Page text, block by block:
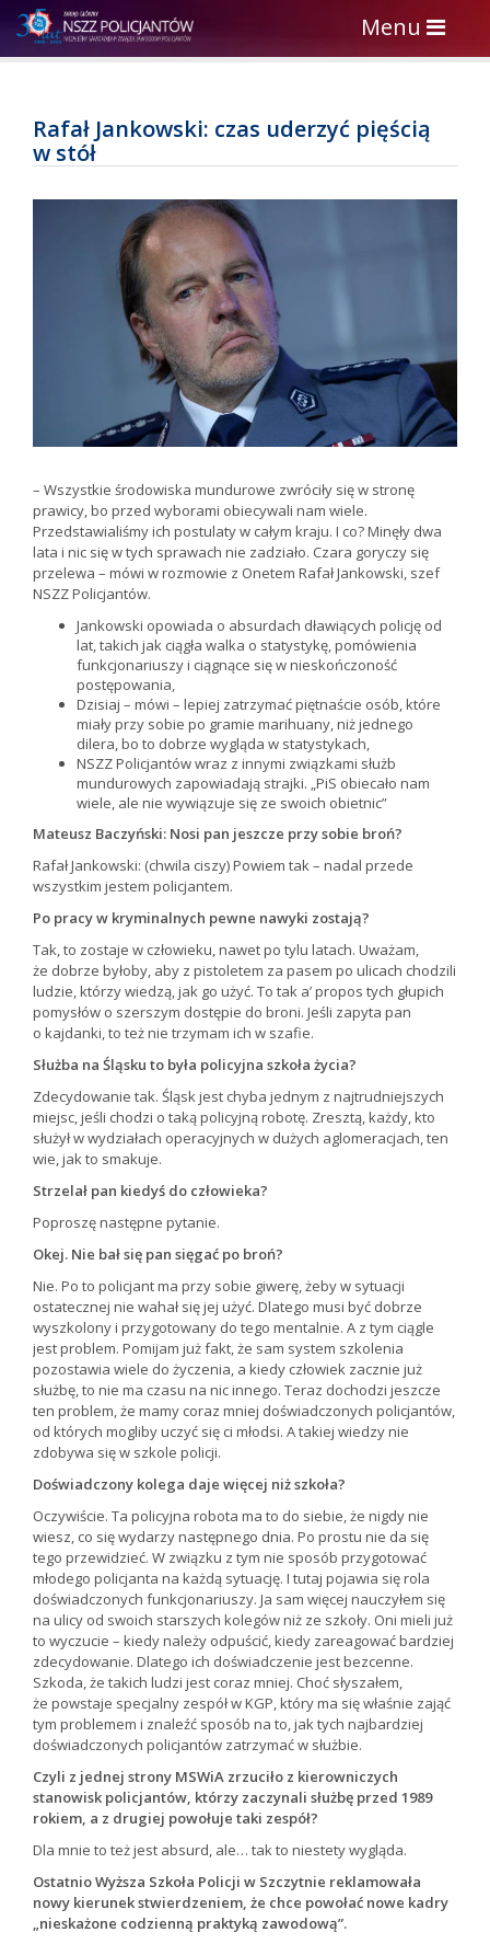
Toggle
navigation
Menu
Rafał Jankowski: czas uderzyć pięścią
w stół
– Wszystkie środowiska mundurowe zwróciły się w stronę
prawicy, bo przed wyborami obiecywali nam wiele.
Przedstawialiśmy ich postulaty w całym kraju. I co? Minęły dwa
lata i nic się w tych sprawach nie zadziało. Czara goryczy się
przelewa – mówi w rozmowie z Onetem Rafał Jankowski, szef
NSZZ Policjantów.
Jankowski opowiada o absurdach dławiących policję od
lat, takich jak ciągła walka o statystykę, pomówienia
funkcjonariuszy i ciągnące się w nieskończoność
postępowania,
Dzisiaj – mówi – lepiej zatrzymać piętnaście osób, które
miały przy sobie po gramie marihuany, niż jednego
dilera, bo to dobrze wygląda w statystykach,
NSZZ Policjantów wraz z innymi związkami służb
mundurowych zapowiadają strajki. „PiS obiecało nam
wiele, ale nie wywiązuje się ze swoich obietnic”
Mateusz Baczyński: Nosi pan jeszcze przy sobie broń?
Rafał Jankowski: (chwila ciszy) Powiem tak – nadal przede
wszystkim jestem policjantem.
Po pracy w kryminalnych pewne nawyki zostają?
Tak, to zostaje w człowieku, nawet po tylu latach. Uważam,
że dobrze byłoby, aby z pistoletem za pasem po ulicach chodzili
ludzie, którzy wiedzą, jak go użyć. To tak a’ propos tych głupich
pomysłów o szerszym dostępie do broni. Jeśli zapyta pan
o kajdanki, to też nie trzymam ich w szafie.
Służba na Śląsku to była policyjna szkoła życia?
Zdecydowanie tak. Śląsk jest chyba jednym z najtrudniejszych
miejsc, jeśli chodzi o taką policyjną robotę. Zresztą, każdy, kto
służył w wydziałach operacyjnych w dużych aglomeracjach, ten
wie, jak to smakuje.
Strzelał pan kiedyś do człowieka?
Poproszę następne pytanie.
Okej. Nie bał się pan sięgać po broń?
Nie. Po to policjant ma przy sobie giwerę, żeby w sytuacji
ostatecznej nie wahał się jej użyć. Dlatego musi być dobrze
wyszkolony i przygotowany do tego mentalnie. A z tym ciągle
jest problem. Pomijam już fakt, że sam system szkolenia
pozostawia wiele do życzenia, a kiedy człowiek zacznie już
służbę, to nie ma czasu na nic innego. Teraz dochodzi jeszcze
ten problem, że mamy coraz mniej doświadczonych policjantów,
od których mogliby uczyć się ci młodsi. A takiej wiedzy nie
zdobywa się w szkole policji.
Doświadczony kolega daje więcej niż szkoła?
Oczywiście. Ta policyjna robota ma to do siebie, że nigdy nie
wiesz, co się wydarzy następnego dnia. Po prostu nie da się
tego przewidzieć. W związku z tym nie sposób przygotować
młodego policjanta na każdą sytuację. I tutaj pojawia się rola
doświadczonych funkcjonariuszy. Ja sam więcej nauczyłem się
na ulicy od swoich starszych kolegów niż ze szkoły. Oni mieli już
to wyczucie – kiedy należy odpuścić, kiedy zareagować bardziej
zdecydowanie. Dlatego ich doświadczenie jest bezcenne.
Szkoda, że takich ludzi jest coraz mniej. Choć słyszałem,
że powstaje specjalny zespół w KGP, który ma się właśnie zająć
tym problemem i znaleźć sposób na to, jak tych najbardziej
doświadczonych policjantów zatrzymać w służbie.
Czyli z jednej strony MSWiA zrzuciło z kierowniczych
stanowisk policjantów, którzy zaczynali służbę przed 1989
rokiem, a z drugiej powołuje taki zespół?
Dla mnie to też jest absurd, ale… tak to niestety wygląda.
Ostatnio Wyższa Szkoła Policji w Szczytnie reklamowała
nowy kierunek stwierdzeniem, że chce powołać nowe kadry
„nieskażone codzienną praktyką zawodową”.